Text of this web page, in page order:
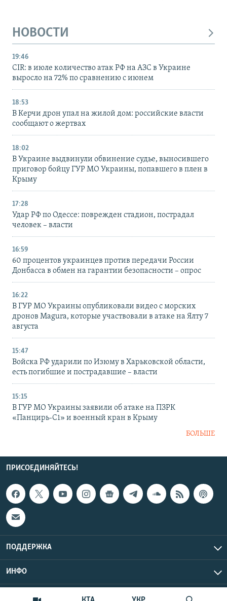
НОВОСТИ
19:46
CIR: в июле количество атак РФ на АЗС в Украине
выросло на 72% по сравнению с июнем
18:53
В Керчи дрон упал на жилой дом: российские власти
сообщают о жертвах
18:02
В Украине выдвинули обвинение судье, выносившего
приговор бойцу ГУР МО Украины, попавшего в плен в
Крыму
17:28
Удар РФ по Одессе: поврежден стадион, пострадал
человек – власти
16:59
60 процентов украинцев против передачи России
Донбасса в обмен на гарантии безопасности – опрос
16:22
В ГУР МО Украины опубликовали видео с морских
дронов Magura, которые участвовали в атаке на Ялту 7
августа
15:47
Войска РФ ударили по Изюму в Харьковской области,
есть погибшие и пострадавшие – власти
15:15
В ГУР МО Украины заявили об атаке на ПЗРК
«Панцирь-С1» и военный кран в Крыму
БОЛЬШЕ
ПРИСОЕДИНЯЙТЕСЬ!
ПОДДЕРЖКА
ИНФО
Copyright Крым.Реалии, 2026 | Все права защищены.
UTC+3